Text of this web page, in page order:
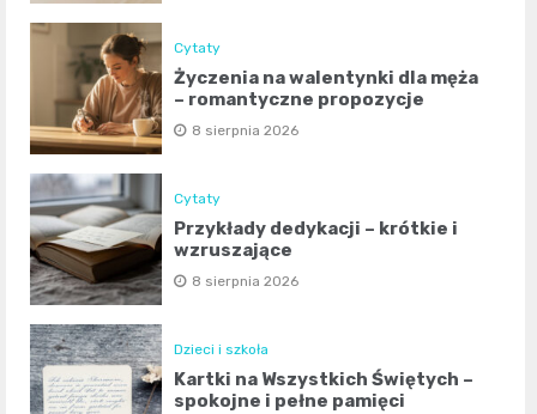
Cytaty
Życzenia na walentynki dla męża
– romantyczne propozycje
8 sierpnia 2026
Cytaty
Przykłady dedykacji – krótkie i
wzruszające
8 sierpnia 2026
Dzieci i szkoła
Kartki na Wszystkich Świętych –
spokojne i pełne pamięci